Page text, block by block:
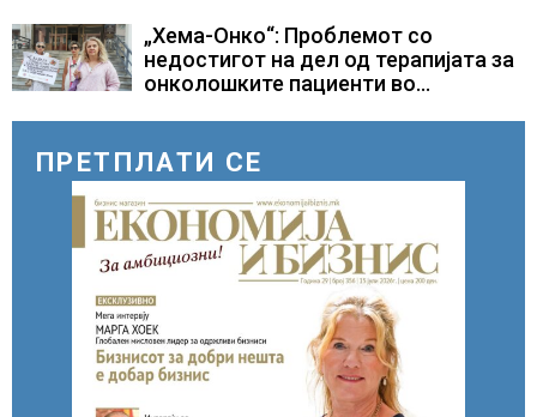
Геј“ и учесниците во
бомбардирањето го доживуваа овој
настан што го промени текот на
„Хема-Онко“: Проблемот со
недостигот на дел од терапијата за
онколошките пациенти во
ПРЕТПЛАТИ СЕ